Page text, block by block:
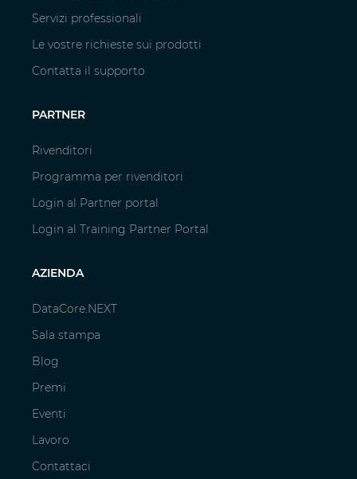
Servizi professionali
Le vostre richieste sui prodotti
Contatta il supporto
PARTNER
Rivenditori
Programma per rivenditori
Login al Partner portal
Login al Training Partner Portal
AZIENDA
DataCore.NEXT
Sala stampa
Blog
Premi
Eventi
Lavoro
Contattaci